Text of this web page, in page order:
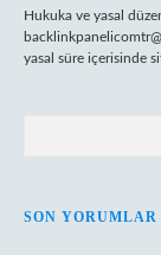
Hukuka ve yasal
yasal süre içerisinde
SON YORUMLAR